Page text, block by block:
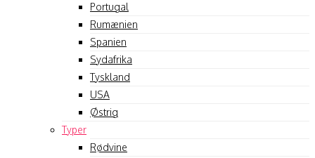
Portugal
Rumænien
Spanien
Sydafrika
Tyskland
USA
Østrig
Typer
Rødvine